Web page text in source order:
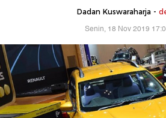
Dadan Kuswaraharja -
Senin, 18 Nov 2019